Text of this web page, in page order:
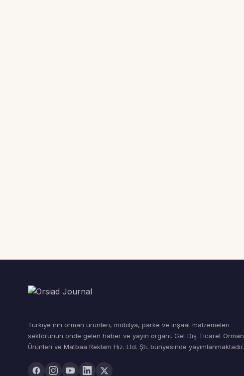
Türkiye'nin orman ürünleri, mobilya, parke ve inşaat malzemeleri
sektörünün önde gelen haber ve yayın organı. Get Dış Ticaret Orman
Ürünleri ve Matbaa Reklam Hiz. Ltd. Şti. bünyesinde yayımlanmaktadır.